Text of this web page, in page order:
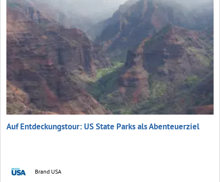
Auf Entdeckungstour: US State Parks als Abenteuerziel
Brand USA